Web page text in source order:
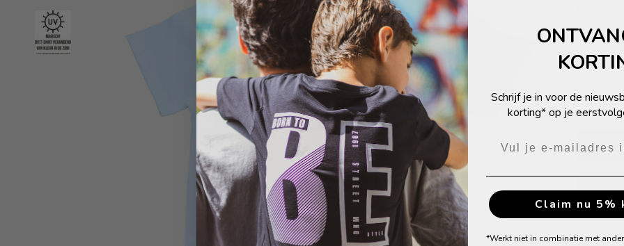
92
164
Aantal
Schrijf je in voor de
korting* op je
Claim nu 5%
*Werkt niet in combinatie met